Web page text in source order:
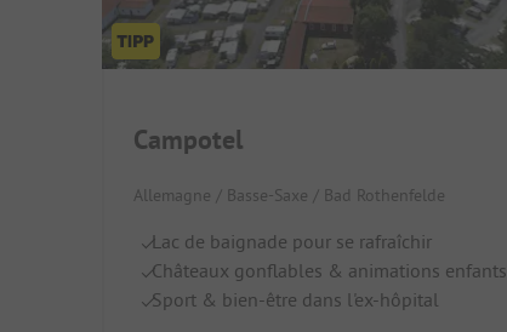
Campotel
Allemagne / Basse-Saxe / Bad Rothenfelde
Lac de baignade pour se rafraîchir
Châteaux gonflables & animations enfants
Sport & bien-être dans l'ex-hôpital